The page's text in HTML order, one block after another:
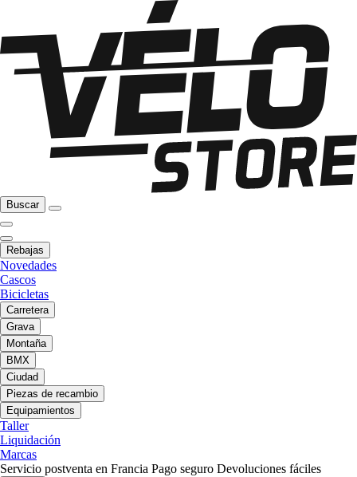
Buscar
Rebajas
Novedades
Cascos
Bicicletas
Carretera
Grava
Montaña
BMX
Ciudad
Piezas de recambio
Equipamientos
Taller
Liquidación
Marcas
Servicio postventa en Francia Pago seguro Devoluciones fáciles